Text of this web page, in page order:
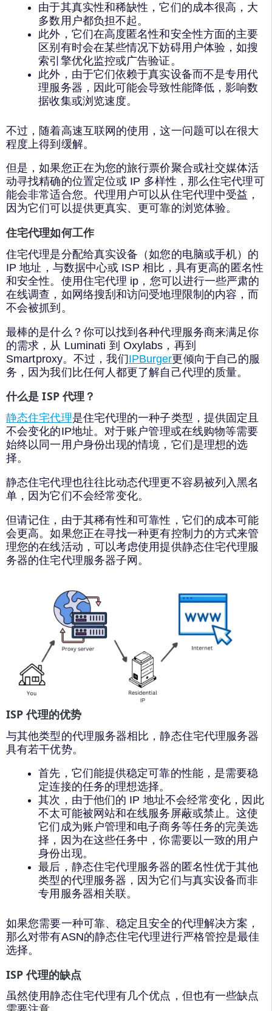
由于其真实性和稀缺性，它们的成本很高，大
多数用户都负担不起。
此外，它们在高度匿名性和安全性方面的主要
区别有时会在某些情况下妨碍用户体验，如搜
索引擎优化监控或广告验证。
此外，由于它们依赖于真实设备而不是专用代
理服务器，因此可能会导致性能降低，影响数
据收集或浏览速度。
不过，随着高速互联网的使用，这一问题可以在很大
程度上得到缓解。
但是，如果您正在为您的旅行票价聚合或社交媒体活
动寻找精确的位置定位或 IP 多样性，那么住宅代理可
能会非常适合您。代理用户可以从住宅代理中受益，
因为它们可以提供更真实、更可靠的浏览体验。
住宅代理如何工作
住宅代理是分配给真实设备（如您的电脑或手机）的
IP 地址，与数据中心或 ISP 相比，具有更高的匿名性
和安全性。使用住宅代理 ip，您可以进行一些严肃的
在线调查，如网络搜刮和访问受地理限制的内容，而
不会被抓到。
最棒的是什么？你可以找到各种代理服务商来满足你
的需求，从 Luminati 到 Oxylabs，再到
Smartproxy。不过，我们IPBurger更倾向于自己的服
务，因为我们比任何人都更了解自己代理的质量。
什么是 ISP 代理？
静态住宅代理是住宅代理的一种子类型，提供固定且
不会变化的IP地址。对于账户管理或在线购物等需要
始终以同一用户身份出现的情境，它们是理想的选
择。
静态住宅代理也往往比动态代理更不容易被列入黑名
单，因为它们不会经常变化。
但请记住，由于其稀有性和可靠性，它们的成本可能
会更高。如果您正在寻找一种更有控制力的方式来管
理您的在线活动，可以考虑使用提供静态住宅代理服
务器的住宅代理服务器子网。
ISP 代理的优势
与其他类型的代理服务器相比，静态住宅代理服务器
具有若干优势。
首先，它们能提供稳定可靠的性能，是需要稳
定连接的任务的理想选择。
其次，由于他们的 IP 地址不会经常变化，因此
不太可能被网站和在线服务屏蔽或禁止。这使
它们成为账户管理和电子商务等任务的完美选
择，因为在这些任务中，你需要以一致的用户
身份出现。
最后，静态住宅代理服务器的匿名性优于其他
类型的代理服务器，因为它们与真实设备而非
专用服务器相关联。
如果您需要一种可靠、稳定且安全的代理解决方案，
那么对带有ASN的静态住宅代理进行严格管控是最佳
选择。
ISP 代理的缺点
虽然使用静态住宅代理有几个优点，但也有一些缺点